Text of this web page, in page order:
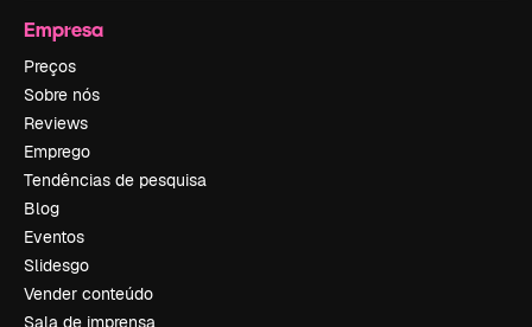
Empresa
Preços
Sobre nós
Reviews
Emprego
Tendências de pesquisa
Blog
Eventos
Slidesgo
Vender conteúdo
Sala de imprensa